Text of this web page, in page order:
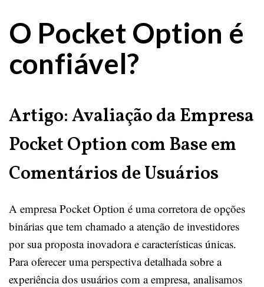
O Pocket Option é
confiável?
Artigo: Avaliação da Empresa
Pocket Option com Base em
Comentários de Usuários
A empresa Pocket Option é uma corretora de opções
binárias que tem chamado a atenção de investidores
por sua proposta inovadora e características únicas.
Para oferecer uma perspectiva detalhada sobre a
experiência dos usuários com a empresa, analisamos